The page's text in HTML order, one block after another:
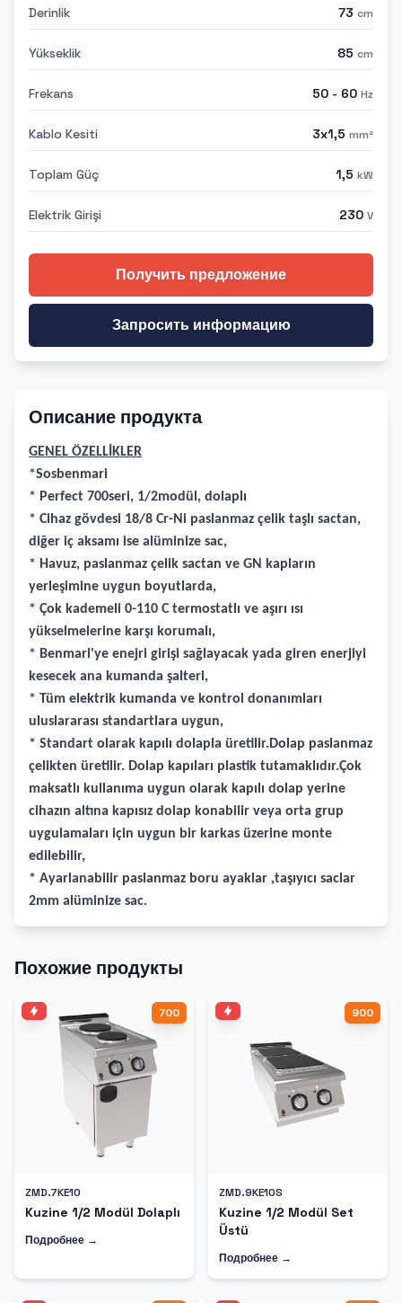
Derinlik 73 cm
Yükseklik 85 cm
Frekans 50 - 60 Hz
Kablo Kesiti 3x1,5 mm²
Toplam Güç 1,5 kW
Elektrik Girişi 230 V
Получить предложение
Запросить информацию
Описание продукта
GENEL ÖZELLİKLER
*Sosbenmari
* Perfect 700seri, 1/2modül, dolaplı
* Cihaz gövdesi 18/8 Cr-Ni paslanmaz çelik taşlı sactan,
diğer iç aksamı ise alüminize sac,
* Havuz, paslanmaz çelik sactan ve GN kapların
yerleşimine uygun boyutlarda,
* Çok kademeli 0-110 C termostatlı ve aşırı ısı
yükselmelerine karşı korumalı,
* Benmari'ye enejri girişi sağlayacak yada giren enerjiyi
kesecek ana kumanda şalteri,
* Tüm elektrik kumanda ve kontrol donanımları
uluslararası standartlara uygun,
* Standart olarak kapılı dolapla üretilir.Dolap paslanmaz
çelikten üretilir. Dolap kapıları plastik tutamaklıdır.Çok
maksatlı kullanıma uygun olarak kapılı dolap yerine
cihazın altına kapısız dolap konabilir veya orta grup
uygulamaları için uygun bir karkas üzerine monte
edilebilir,
* Ayarlanabilir paslanmaz boru ayaklar ,taşıyıcı saclar
2mm alüminize sac.
Похожие продукты
700
ZMD.7KE10
Kuzine 1/2 Modül Dolaplı
Подробнее →
900
ZMD.9KE10S
Kuzine 1/2 Modül Set
Üstü
Подробнее →